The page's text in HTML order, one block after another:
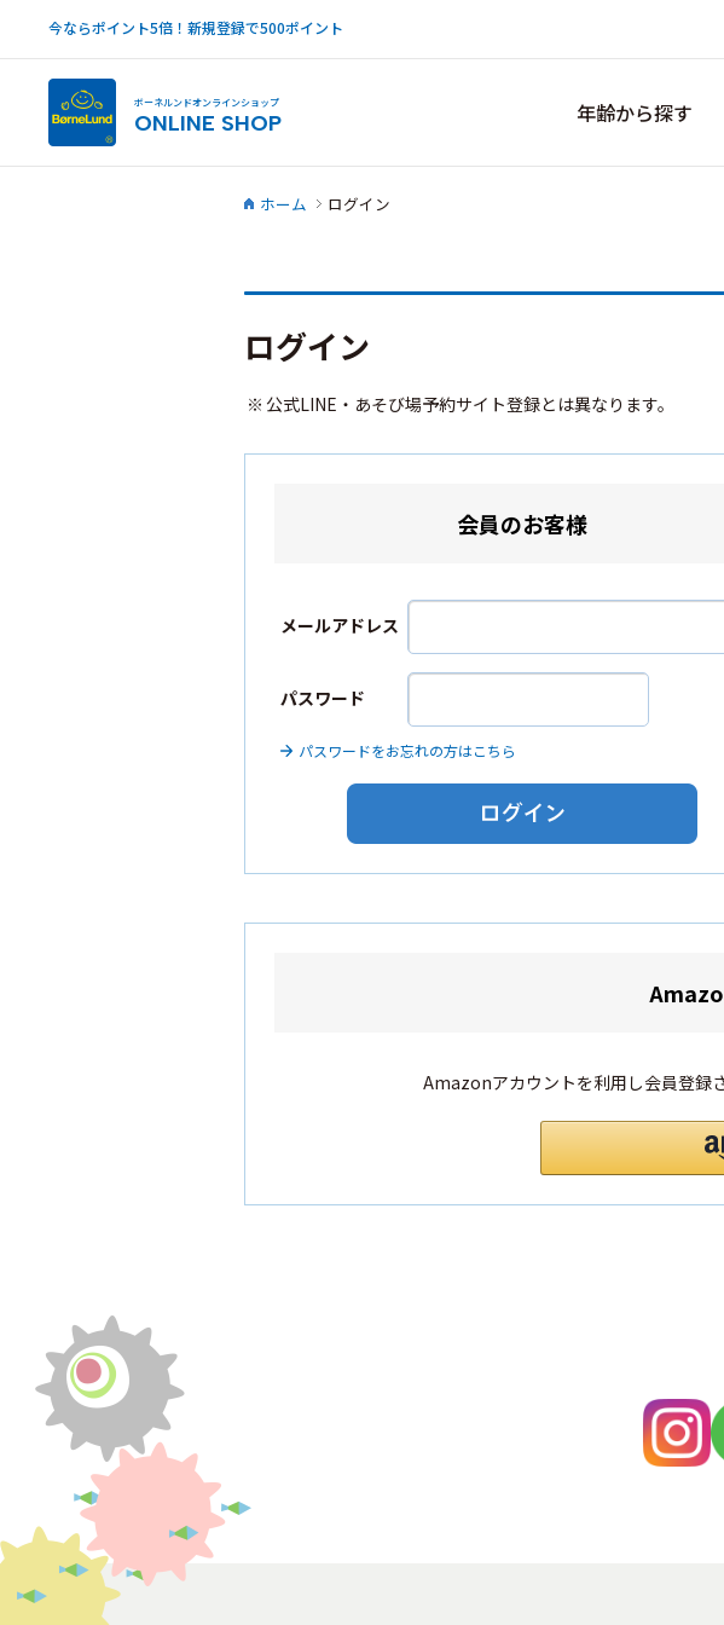
今ならポイント5倍！新規登録で500ポイント
ボーネルンドオンラインショップ
ONLINE SHOP 年齢から探す
ホーム ログイン
ログイン
公式LINE・あそび場予約サイト登録とは異なります。
会員のお客様
メールアドレス
パスワード
パスワードをお忘れの方はこちら
Amazonアカウントを利用し会員登録